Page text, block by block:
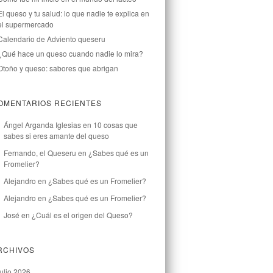
queso y tu salud: lo que nadie te explica en
supermercado
de Adviento queseru
hace un queso cuando nadie lo mira?
y queso: sabores que abrigan
RECIENTES
Ángel Arganda Iglesiasen 10 cosas que
sabes si eres amante del queso
Fernando, el Queseru en ¿Sabes qué es un
Fromelier?
Alejandro en ¿Sabes qué es un Fromelier?
Alejandro en ¿Sabes qué es un Fromelier?
José en ¿Cuál es el origen del Queso?